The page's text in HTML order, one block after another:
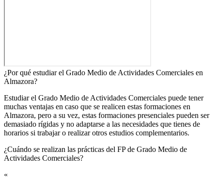
¿Por qué estudiar el Grado Medio de Actividades Comerciales en
Almazora?
Estudiar el Grado Medio de Actividades Comerciales puede tener
muchas ventajas en caso que se realicen estas formaciones en
Almazora, pero a su vez, estas formaciones presenciales pueden ser
demasiado rígidas y no adaptarse a las necesidades que tienes de
horarios si trabajar o realizar otros estudios complementarios.
¿Cuándo se realizan las prácticas del FP de Grado Medio de
Actividades Comerciales?​
«